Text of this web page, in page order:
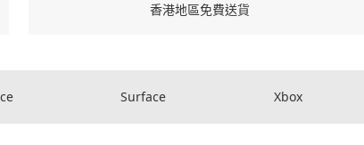
香港地區免費送貨
Surface Xbox